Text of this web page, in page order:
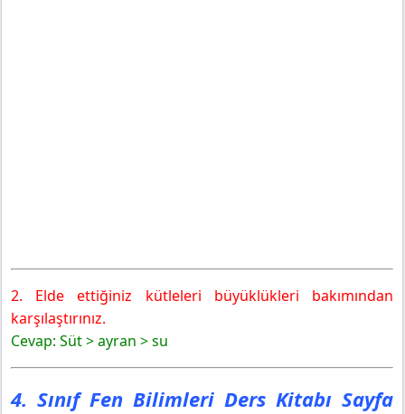
2. Elde ettiğiniz kütleleri büyüklükleri bakımından
karşılaştırınız.
Cevap: Süt > ayran > su
4. Sınıf Fen Bilimleri Ders Kitabı Sayfa